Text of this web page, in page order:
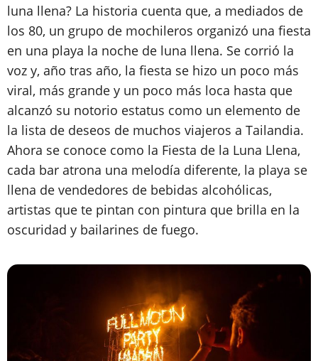
luna llena? La historia cuenta que, a mediados de
los 80, un grupo de mochileros organizó una fiesta
en una playa la noche de luna llena. Se corrió la
voz y, año tras año, la fiesta se hizo un poco más
viral, más grande y un poco más loca hasta que
alcanzó su notorio estatus como un elemento de
la lista de deseos de muchos viajeros a Tailandia.
Ahora se conoce como la Fiesta de la Luna Llena,
cada bar atrona una melodía diferente, la playa se
llena de vendedores de bebidas alcohólicas,
artistas que te pintan con pintura que brilla en la
oscuridad y bailarines de fuego.